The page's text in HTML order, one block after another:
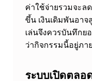
ค่าใช้จ่ายรวมจะล
ขึ้น เงินเดิมพันอาจ
เล่นจึงควรบันทึกย
ว่ากิจกรรมนี้อยู่ภา
ระบบเปิดตลอ